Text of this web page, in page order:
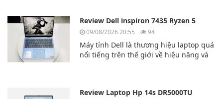
cao và đa nhiệm mượt mà.
Review Dell inspiron 7435 Ryzen 5
09/08/2026 20:55 94
Máy tính Dell là thương hiệu laptop quá
nổi tiếng trên thế giới về hiệu năng và
Review Laptop Hp 14s DR5000TU